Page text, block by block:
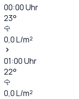
00:00Uhr
23°
0,0L/m²
01:00Uhr
22°
0,0L/m²